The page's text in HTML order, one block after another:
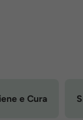
e Cura